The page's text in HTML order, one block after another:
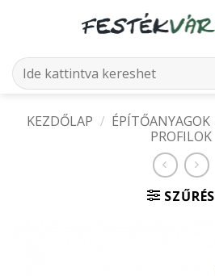
Keresés
a
KEZDŐLAP / ÉPÍTŐANYAGOK
PROFILOK
SZŰRÉS